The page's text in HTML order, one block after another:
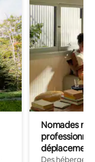
Nomades
déplacement
Des